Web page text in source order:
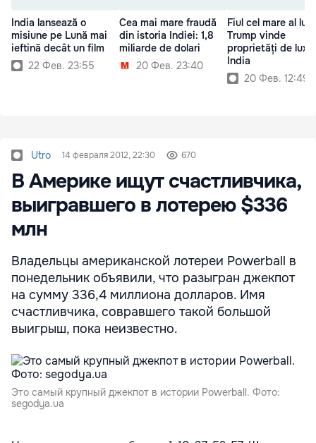
India lansează o
misiune pe Lună mai
ieftină decât un film
22 Фев. 23:55
Cea mai mare fraudă
din istoria Indiei: 1,8
miliarde de dolari
20 Фев. 23:40
Fiul cel mare al lui
Trump vinde
proprietăți de lux
India
20 Фев. 12:49
Utro 14 февраля 2012, 22:30 670
В Америке ищут счастливчика,
выигравшего в лотерею $336
млн
Владельцы американской лотереи Powerball в
понедельник объявили, что разыгран джекпот
на сумму 336,4 миллиона долларов. Имя
счастливчика, совравшего такой большой
выигрыш, пока неизвестно.
Это самый крупный джекпот в истории Powerball. Фото:
segodya.ua